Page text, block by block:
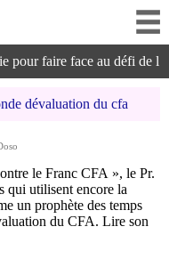
pour faire face au défi de
dévaluation du cfa
le Franc CFA », le Pr.
qui utilisent encore la
un prophète des temps
du CFA. Lire son